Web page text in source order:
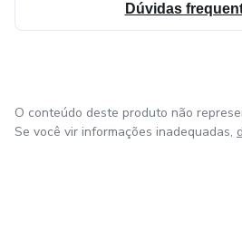
Dúvidas
O conteúdo deste produto não
Se você vir informações inadequadas,